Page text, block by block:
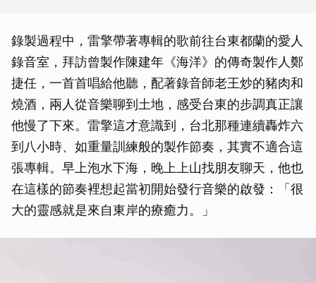
錄製過程中，雷擎帶著專輯的歌前往台東都蘭的愛人
錄音室，拜訪曾製作陳建年《海洋》的傳奇製作人鄭
捷任，一首首唱給他聽，配著錄音師老王炒的豬肉和
燒酒，兩人從音樂聊到土地，感受台東的步調真正讓
他慢了下來。雷擎這才意識到，台北那種連續轟炸六
到八小時、如重量訓練般的製作節奏，其實不適合這
張專輯。早上泡水下海，晚上上山找朋友聊天，他也
在這樣的節奏裡想起當初開始發行音樂的啟發：「很
大的靈感就是來自東岸的療癒力。」